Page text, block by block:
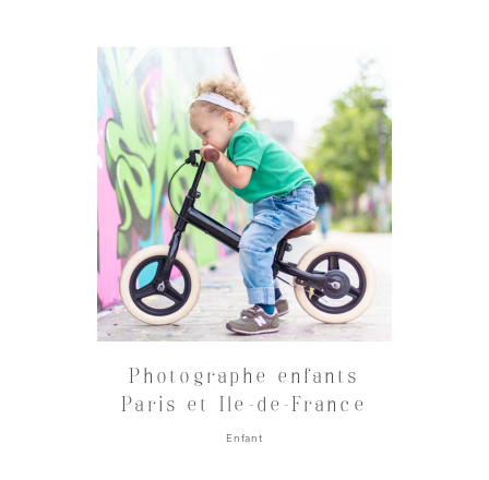
Photographe enfants
Paris et Ile-de-France
Enfant